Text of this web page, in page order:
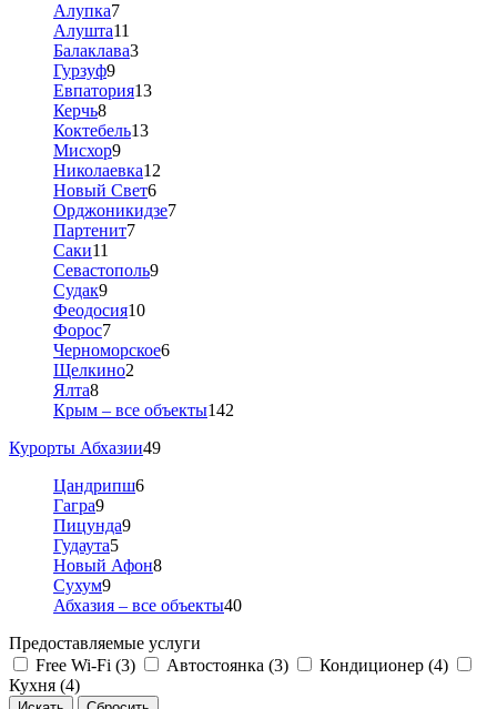
Алупка7
Алушта11
Балаклава3
Гурзуф9
Евпатория13
Керчь8
Коктебель13
Мисхор9
Николаевка12
Новый Свет6
Орджоникидзе7
Партенит7
Саки11
Севастополь9
Судак9
Феодосия10
Форос7
Черноморское6
Щелкино2
Ялта8
Крым – все объекты142
Курорты Абхазии49
Цандрипш6
Гагра9
Пицунда9
Гудаута5
Новый Афон8
Сухум9
Абхазия – все объекты40
Предоставляемые услуги
Free Wi-Fi (3)
Автостоянка (3)
Кондиционер (4)
Кухня (4)